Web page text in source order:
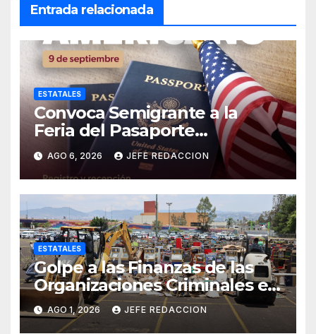
Entrada relacionada
ESTATALES
Convoca Semigrante a la
Feria del Pasaporte
Estadounidense 2026
AGO 6, 2026 JEFE REDACCION
ESTATALES
Golpe a las Finanzas de las
Organizaciones Criminales en
Operativos
Interinstitucionales
AGO 1, 2026 JEFE REDACCION